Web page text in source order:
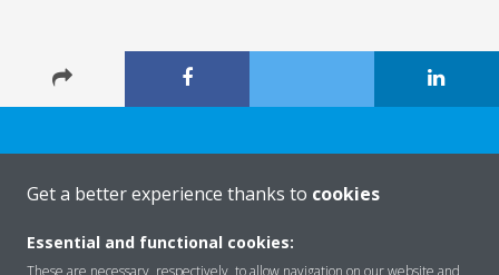
Rreth nesh
Get a better experience thanks to cookies
Essential and functional cookies:
These are necessary, respectively, to allow navigation on our website and